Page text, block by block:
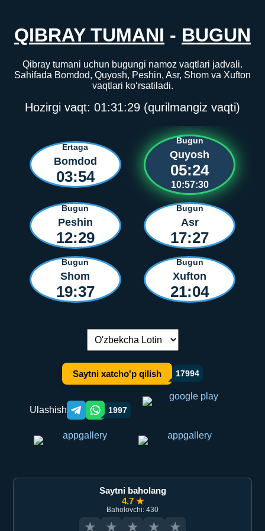
QIBRAY TUMANI - BUGUN
Qibray tumani uchun bugungi namoz vaqtlari jadvali.
Sahifada Bomdod, Quyosh, Peshin, Asr, Shom va Xufton
vaqtlari ko‘rsatiladi.
Hozirgi vaqt: 01:31:29 (qurilmangiz vaqti)
Ertaga
Bomdod
03:54
Bugun
Quyosh
05:24
10:57:30
Bugun
Peshin
12:29
Bugun
Asr
17:27
Bugun
Shom
19:37
Bugun
Xufton
21:04
Tilni almashtirish:
Saytni xatcho'p qilish 17994
Ulashish Telegram orqali ulashish
WhatsApp orqali ulashish
1997
Saytni baholang
4.7 ★
Baholovchi: 430
★ ★ ★ ★ ★